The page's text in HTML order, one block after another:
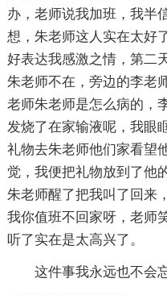
办，老师说我加班，我半
想，朱老师这人实在太好
好表达我感激之情，第二
朱老师不在，旁边的李老
老师朱老师是怎么病的，
发烧了在家输液呢，我眼
礼物去朱老师他们家看望
觉，我便把礼物放到了他
朱老师醒了把我叫了回来
我你值班不回家呀，老师
听了实在是太高兴了。
这件事我永远也不会